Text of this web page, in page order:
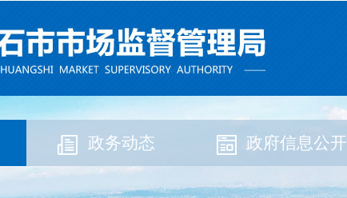
政务动态 政府信息公开